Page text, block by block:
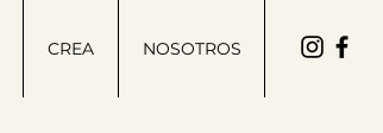
CREA NOSOTROS